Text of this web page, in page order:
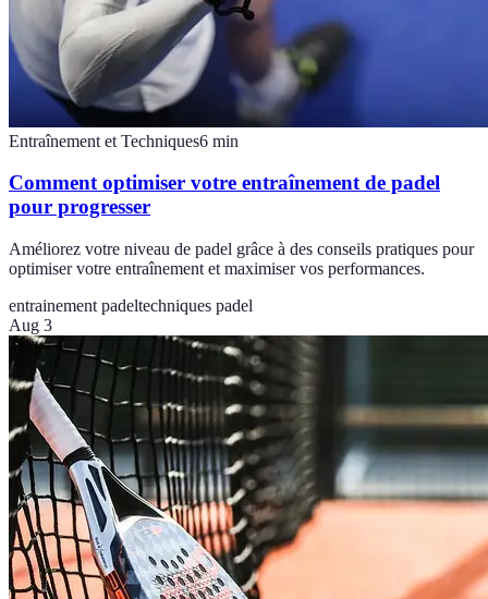
Entraînement et Techniques6 min
Comment optimiser votre entraînement de padel
pour progresser
Améliorez votre niveau de padel grâce à des conseils pratiques pour
optimiser votre entraînement et maximiser vos performances.
entrainement padeltechniques padel
Aug 3